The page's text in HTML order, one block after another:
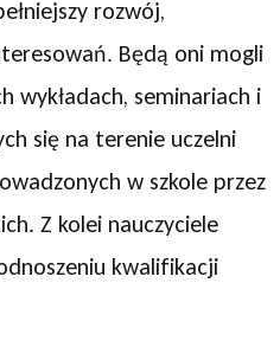
rozwój,
Będą oni mogli
wykładach, seminariach i
się na terenie uczelni
w szkole przez
Z kolei nauczyciele
kwalifikacji